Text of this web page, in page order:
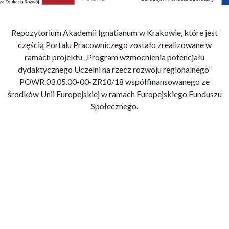
Repozytorium Akademii Ignatianum w Krakowie, które jest
częścią Portalu Pracowniczego zostało zrealizowane w
ramach projektu „Program wzmocnienia potencjału
dydaktycznego Uczelni na rzecz rozwoju regionalnego”
POWR.03.05.00-00-ZR10/18 współfinansowanego ze
środków Unii Europejskiej w ramach Europejskiego Funduszu
Społecznego.